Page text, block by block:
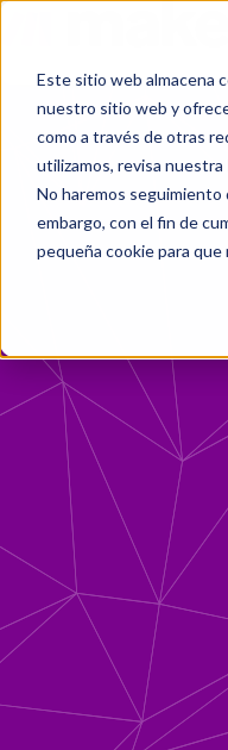
Este sitio web almacena
nuestro sitio web y
como a través de otras
utilizamos, revisa
No haremos
embargo, con el fin de
pequeña cookie para